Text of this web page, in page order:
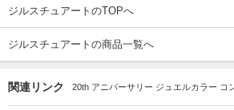
ジルスチュアートのTOPへ
ジルスチュアートの商品一覧へ
関連リンク 20th アニバーサリー ジュエルカラー コ